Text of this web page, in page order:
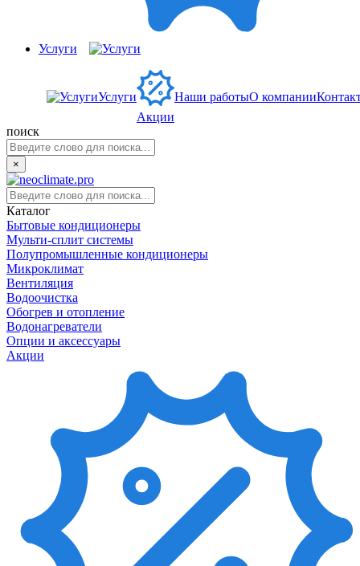
Услуги
Услуги
Акции
Наши работыО компании
поиск
×
Каталог
Бытовые кондиционеры
Мульти-сплит системы
Полупромышленные кондиционеры
Микроклимат
Вентиляция
Водоочистка
Обогрев и отопление
Водонагреватели
Опции и аксессуары
Акции